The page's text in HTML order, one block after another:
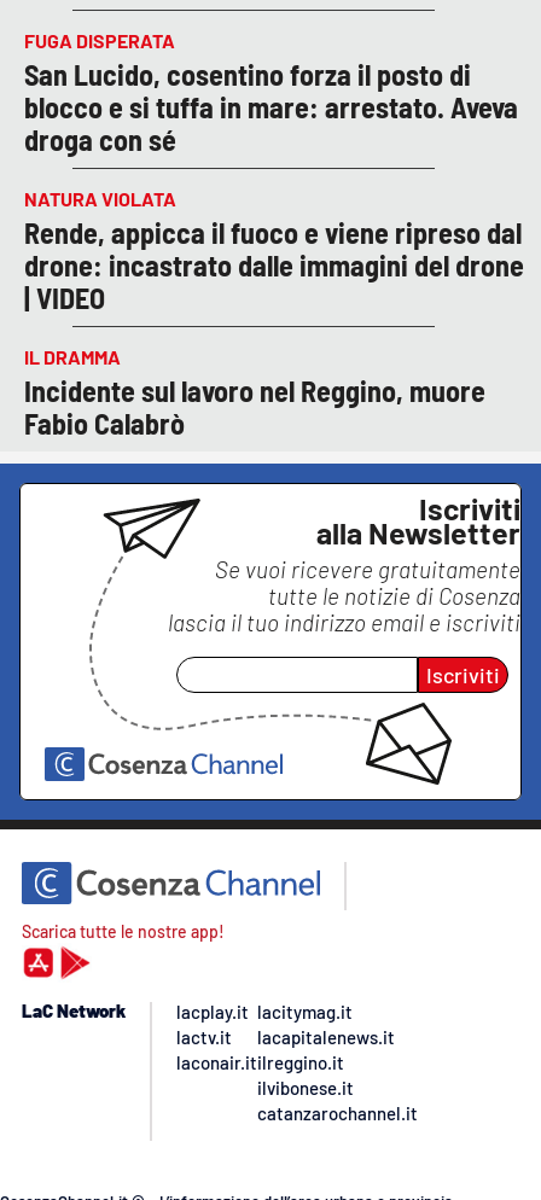
FUGA DISPERATA
San Lucido, cosentino forza il posto di
blocco e si tuffa in mare: arrestato. Aveva
droga con sé
NATURA VIOLATA
Rende, appicca il fuoco e viene ripreso dal
drone: incastrato dalle immagini del drone
| VIDEO
IL DRAMMA
Incidente sul lavoro nel Reggino, muore
Fabio Calabrò
Iscriviti
alla Newsletter
Se vuoi ricevere gratuitamente
tutte le notizie di Cosenza
lascia il tuo indirizzo email e iscriviti
Iscriviti
Scarica tutte le nostre app!
LaC Network
lacplay.it
lactv.it
laconair.it
lacitymag.it
lacapitalenews.it
ilreggino.it
ilvibonese.it
catanzarochannel.it